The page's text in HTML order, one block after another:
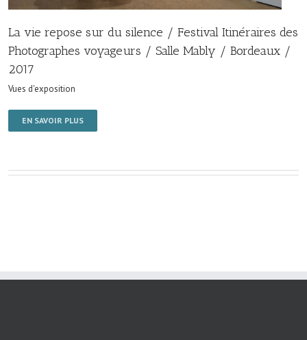
La vie repose sur du silence / Festival Itinéraires des
Photographes voyageurs / Salle Mably / Bordeaux /
2017
Vues d'exposition
EN SAVOIR PLUS